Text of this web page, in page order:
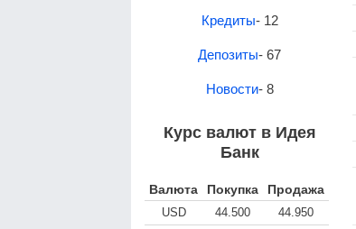
Кредиты- 12
Депозиты- 67
Новости- 8
Курс валют в Идея
Банк
Валюта Покупка Продажа
USD 44.500
44.950